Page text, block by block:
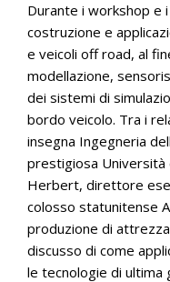
Durante i workshop e
costruzione e
e veicoli off road, al
modellazione,
dei sistemi di
bordo veicolo. Tra i
insegna Ingegneria
prestigiosa Università
Herbert, direttore
colosso statunitense
produzione di
discusso di come
le tecnologie di ultima